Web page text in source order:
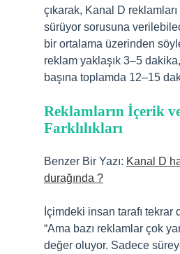
çıkarak, Kanal D
sürüyor sorusuna
bir ortalama üzerinden
reklam yaklaşık 3–5
başına toplamda 12–15
Reklamların İçerik
Farklılıkları
Benzer Bir Yazı: Kanal D
durağında ?
İçimdeki insan tarafı tekrar
“Ama bazı reklamlar çok
değer oluyor. Sadece